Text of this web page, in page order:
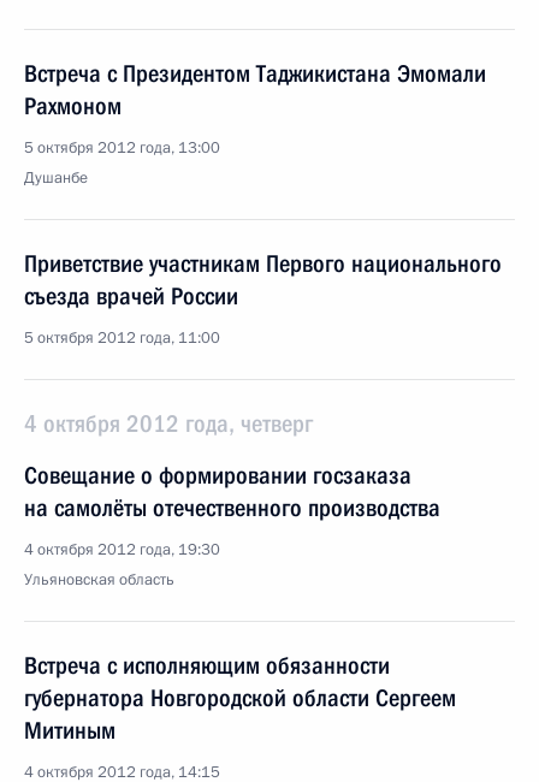
Встреча с Президентом Таджикистана Эмомали
Рахмоном
5 октября 2012 года, 13:00
Душанбе
Приветствие участникам Первого национального
съезда врачей России
5 октября 2012 года, 11:00
4 октября 2012 года, четверг
Совещание о формировании госзаказа
на самолёты отечественного производства
4 октября 2012 года, 19:30
Ульяновская область
Встреча с исполняющим обязанности
губернатора Новгородской области Сергеем
Митиным
4 октября 2012 года, 14:15